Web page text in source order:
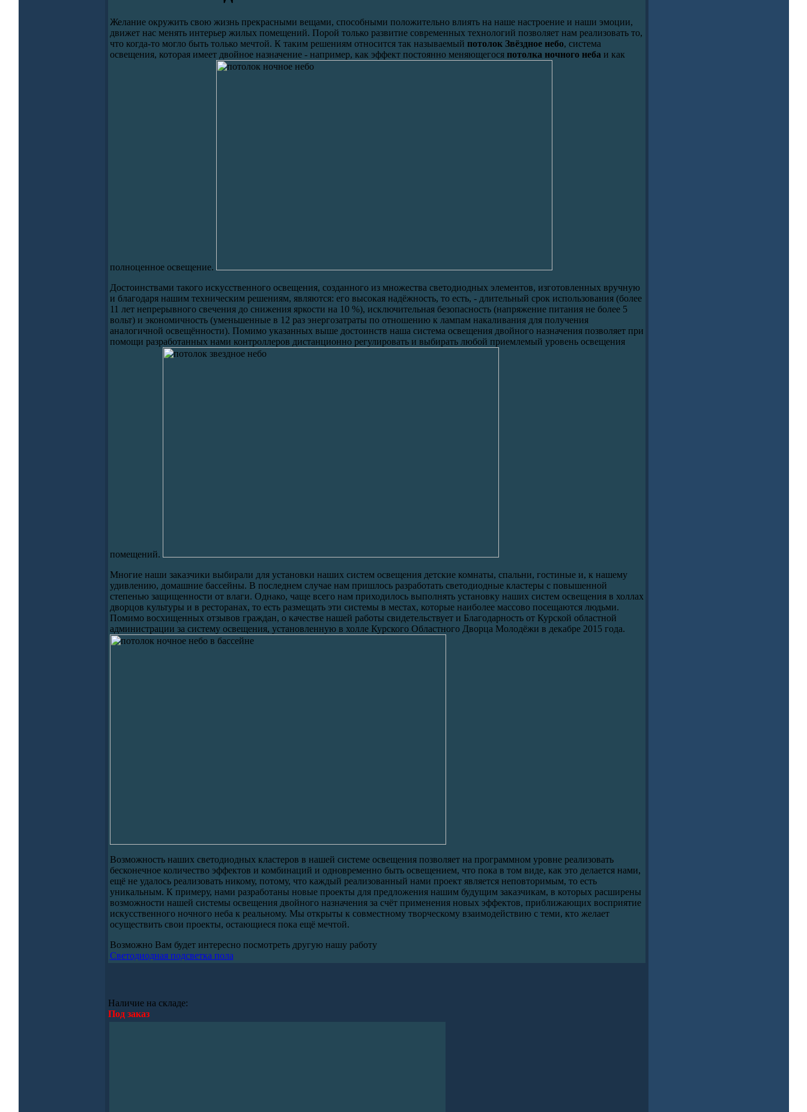
Желание окружить свою жизнь прекрасными вещами, способными положительно влиять на наше настроение и наши эмоции,
движет нас менять интерьер жилых помещений. Порой только развитие современных технологий позволяет нам реализовать то,
что когда-то могло быть только мечтой. К таким решениям относится так называемый потолок Звёздное небо, система
освещения, которая имеет двойное назначение - например, как эффект постоянно меняющегося потолка ночного небаи как
полноценное освещение.
Достоинствами такого искусственного освещения, созданного из множества светодиодных элементов, изготовленных вручную
и благодаря нашим техническим решениям, являются: его высокая надёжность, то есть, - длительный срок использования (более
11 лет непрерывного свечения до снижения яркости на 10 %), исключительная безопасность (напряжение питания не более 5
вольт) и экономичность (уменьшенные в 12 раз энергозатраты по отношению к лампам накаливания для получения
аналогичной освещённости). Помимо указанных выше достоинств наша система освещения двойного назначения позволяет при
помощи разработанных нами контроллеров дистанционно регулировать и выбирать любой приемлемый уровень освещения
помещений.
Многие наши заказчики выбирали для установки наших систем освещения детские комнаты, спальни, гостиные и, к нашему
удивлению, домашние бассейны. В последнем случае нам пришлось разработать светодиодные кластеры с повышенной
степенью защищенности от влаги. Однако, чаще всего нам приходилось выполнять установку наших систем освещения в холлах
дворцов культуры и в ресторанах, то есть размещать эти системы в местах, которые наиболее массово посещаются людьми.
Помимо восхищенных отзывов граждан, о качестве нашей работы свидетельствует и Благодарность от Курской областной
администрации за систему освещения, установленную в холле Курского Областного Дворца Молодёжи в декабре 2015 года.
Возможность наших светодиодных кластеров в нашей системе освещения позволяет на программном уровне реализовать
бесконечное количество эффектов и комбинаций и одновременно быть освещением, что пока в том виде, как это делается нами,
ещё не удалось реализовать никому, потому, что каждый реализованный нами проект является неповторимым, то есть
уникальным. К примеру, нами разработаны новые проекты для предложения нашим будущим заказчикам, в которых расширены
возможности нашей системы освещения двойного назначения за счёт применения новых эффектов, приближающих восприятие
искусственного ночного неба к реальному. Мы открыты к совместному творческому взаимодействию с теми, кто желает
осуществить свои проекты, остающиеся пока ещё мечтой.
Возможно Вам будет интересно посмотреть другую нашу работу
Светодиодная подсветка пола
Наличие на складе:
Под заказ